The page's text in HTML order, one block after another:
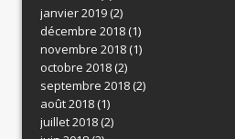
janvier 2019(2)
décembre 2018(1)
novembre 2018(1)
octobre 2018(2)
septembre 2018(2)
août 2018(1)
juillet 2018(2)